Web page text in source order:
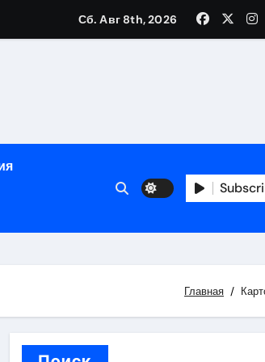
оформления сделки
Сб. Авг 8th, 2026
Главная